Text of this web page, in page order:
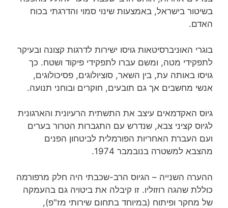
בשיטור בישראל, באמצעות שינוי סמוי והדרגתי בכוח
האדם.
בוגרי האוניברסיטאות גויסו ישירות לדרגות קצונה ובעיקר
לתפקידי מטה, ומשם עברו לתפקידי פיקוד ושטח. כך
גויסו באותה עת, בין השאר, סוציולוגים, פסיכולוגים,
אנשי מחשבים אך גם תובעים, חוקרים ובוחני תנועה.
גיוס האקדמאים עיצב את התשתית הרעיונית והארגונית
לגיוס קציני צבא, שנדרש עם התגברות הטרור בערים
ועם העברת האחריות הפורמלית לביטחון הפנים
מהצבא למשטרה בנובמבר 1974.
ההערה השנייה – הגיוס הרב-שכבתי היה חלק מרפורמה
כוללת שהגה רוזוליו. זו קיבלה את ביטויה גם בהעמקה
של מחקר ופיתוח (במיוחד בתחום שירותי מז"פ),